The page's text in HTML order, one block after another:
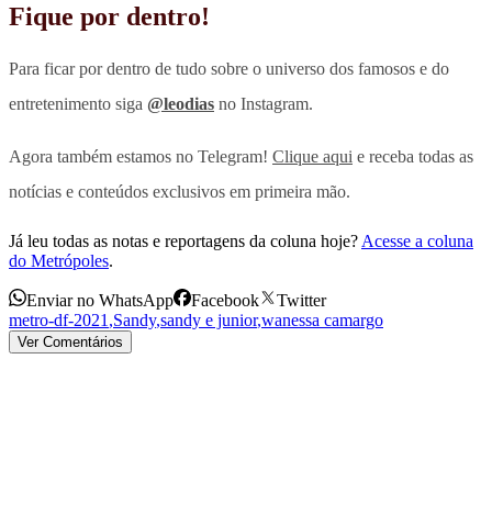
Fique por dentro!
Para ficar por dentro de tudo sobre o universo dos famosos e do
entretenimento siga @leodias no Instagram.
Agora também estamos no Telegram! Clique aqui e receba todas as
notícias e conteúdos exclusivos em primeira mão.
Já leu todas as notas e reportagens da coluna hoje? Acesse a coluna
do Metrópoles.
Enviar no WhatsApp Facebook
Twitter
metro-df-2021 ,Sandy,sandy e junior,wanessa camargo
Ver Comentários